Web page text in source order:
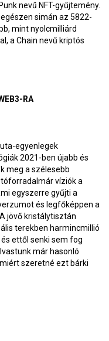
nevű NFT-gyűjtemény.
simán az 5822-
mint nyolcmilliárd
a Chain nevű kriptós
RA
egyenlegek
2021-ben újabb és
meg a szélesebb
víziók a
egyszerre gyűjti a
és legfőképpen a
jövő kristálytisztán
terekben harmincmillió
ettől senki sem fog
már hasonló
szeretné ezt bárki